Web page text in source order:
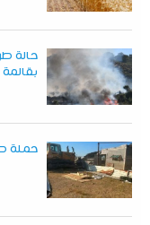
حالة
بقالمة
حملة